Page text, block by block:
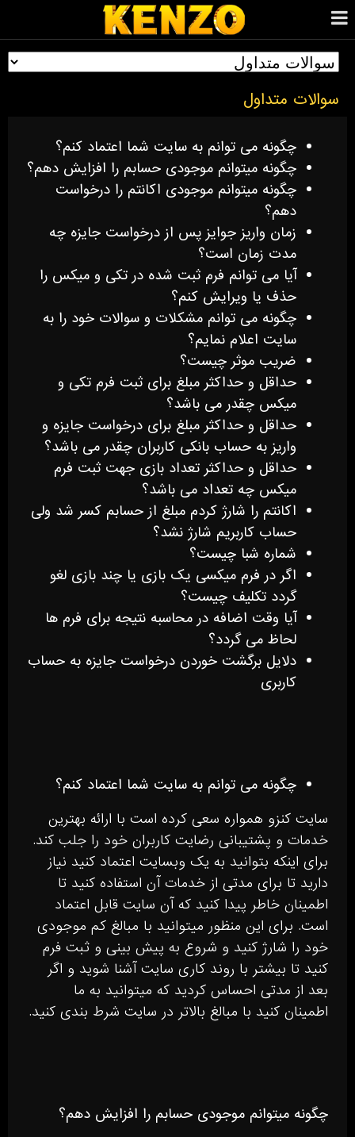
سوالات متداول
چگونه می توانم به سایت شما اعتماد کنم؟
چگونه میتوانم موجودی حسابم را افزایش دهم؟
چگونه میتوانم موجودی اکانتم را درخواست
دهم؟
زمان واریز جوایز پس از درخواست جایزه چه
مدت زمان است؟
آیا می توانم فرم ثبت شده در تکی و میکس را
حذف یا ویرایش کنم؟
چگونه می توانم مشکلات و سوالات خود را به
سایت اعلام نمایم؟
ضریب موثر چیست؟
حداقل و حداکثر مبلغ برای ثبت فرم تکی و
میکس چقدر می باشد؟
حداقل و حداکثر مبلغ برای درخواست جایزه و
واریز به حساب بانکی کاربران چقدر می باشد؟
حداقل و حداکثر تعداد بازی جهت ثبت فرم
میکس چه تعداد می باشد؟
اکانتم را شارژ کردم مبلغ از حسابم کسر شد ولی
حساب کاربریم شارژ نشد؟
شماره شبا چیست؟
اگر در فرم میکسی یک بازی یا چند بازی لغو
گردد تکلیف چیست؟
آیا وقت اضافه در محاسبه نتیجه برای فرم ها
لحاظ می گردد؟
دلایل برگشت خوردن درخواست جایزه به حساب
کاربری
چگونه می توانم به سایت شما اعتماد کنم؟
سایت کنزو همواره سعی کرده است با ارائه بهترین
خدمات و پشتیبانی رضایت کاربران خود را جلب کند.
برای اینکه بتوانید به یک وبسایت اعتماد کنید نیاز
دارید تا برای مدتی از خدمات آن استفاده کنید تا
اطمینان خاطر پیدا کنید که آن سایت قابل اعتماد
است. برای این منظور میتوانید با مبالغ کم موجودی
خود را شارژ کنید و شروع به پیش بینی و ثبت فرم
کنید تا بیشتر با روند کاری سایت آشنا شوید و اگر
بعد از مدتی احساس کردید که میتوانید به ما
اطمینان کنید با مبالغ بالاتر در سایت شرط بندی کنید.
چگونه میتوانم موجودی حسابم را افزایش دهم؟